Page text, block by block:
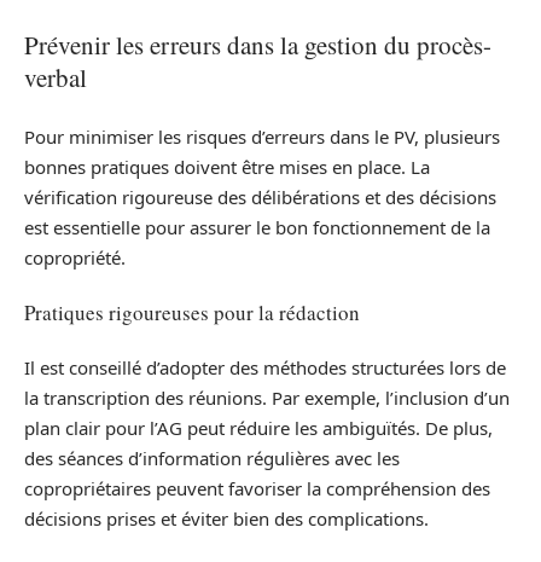
Prévenir les erreurs dans la gestion du procès-
verbal
Pour minimiser les risques d’erreurs dans le PV, plusieurs
bonnes pratiques doivent être mises en place. La
vérification rigoureuse des délibérations et des décisions
est essentielle pour assurer le bon fonctionnement de la
copropriété.
Pratiques rigoureuses pour la rédaction
Il est conseillé d’adopter des méthodes structurées lors de
la transcription des réunions. Par exemple, l’inclusion d’un
plan clair pour l’AG peut réduire les ambiguïtés. De plus,
des séances d’information régulières avec les
copropriétaires peuvent favoriser la compréhension des
décisions prises et éviter bien des complications.